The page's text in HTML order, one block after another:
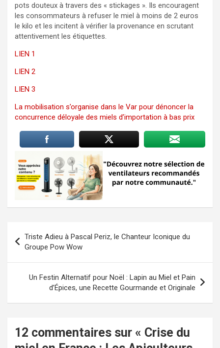
pots douteux à travers des « stickages ». Ils encouragent
les consommateurs à refuser le miel à moins de 2 euros
le kilo et les incitent à vérifier la provenance en scrutant
attentivement les étiquettes.
LIEN 1
LIEN 2
LIEN 3
La mobilisation s’organise dans le Var pour dénoncer la
concurrence déloyale des miels d’importation à bas prix
de
l’article
Triste Adieu à Pascal Periz, le Chanteur Iconique du
Groupe Pow Wow
Un Festin Alternatif pour Noël : Lapin au Miel et Pain
d’Épices, une Recette Gourmande et Originale
12 commentaires sur « Crise du